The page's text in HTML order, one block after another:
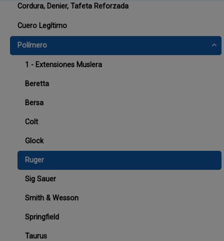
Cordura, Denier, Tafeta Reforzada
Cuero Legítimo
Polímero
1 - Extensiones Muslera
Beretta
Bersa
Colt
Glock
Ruger
Sig Sauer
Smith & Wesson
Springfield
Taurus